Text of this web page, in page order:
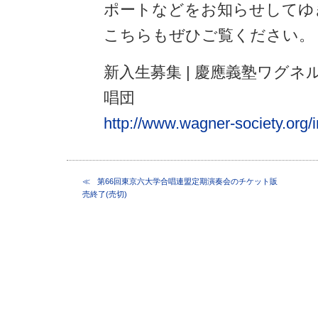
ポートなどをお知らせして
こちらもぜひご覧ください。
新入生募集 | 慶應義塾ワグネ
唱団
http://www.wagner-
第66回東京六大学合唱連盟定期演奏会のチケット販
売終了(売切)